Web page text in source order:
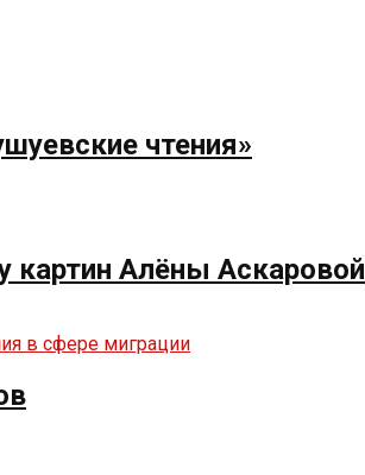
чтения»
картин Алёны Аскаровой